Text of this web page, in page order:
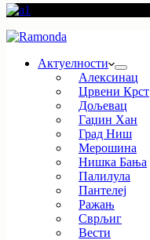
Актуелности
Алексинац
Црвени Крст
Дољевац
Гаџин Хан
Град Ниш
Мерошина
Нишка Бања
Палилула
Пантелеј
Ражањ
Сврљиг
Вести